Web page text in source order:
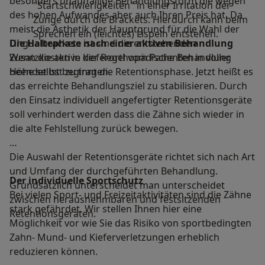
des hohen Aufwandes aber auch Ihren Preis hat. Da
meist die Ästhetik der Hauptgrund für die Wahl der
Lingualbrackets ist sind die entstehenden
Zusatzkosten in der Regel vom Patienten in voller
Höhe selbst zu tragen.
"Startschwierigkeiten" in einer Irritation der
Zunge durch die Brackets. Hierdurch kann beim
Sprechen ein (leichtes) Lispeln entstehen.
Die Haltephase nach einer aktiven Behandlung
Wenn die aktive kieferorthopädische Behandlung
beendet ist beginnt die Retentionsphase. Jetzt heißt es
das erreichte Behandlungsziel zu stabilisieren. Durch
den Einsatz individuell angefertigter Retentionsgeräte
soll verhindert werden dass die Zähne sich wieder in
die alte Fehlstellung zurück bewegen.
Die Auswahl der Retentionsgeräte richtet sich nach Art
und Umfang der durchgeführten Behandlung.
Grundsätzlich unterscheidet man unterscheidet
zwischen herausnehmbaren und festsitzenden
Retentionsgeräten.
Der individuelle Sportschutz
Bei vielen Sport- und Freizeitaktivitäten sind die Zähne
stark gefährdet. Wir stellen Ihnen hier eine
Möglichkeit vor wie Sie das Risiko von sportbedingten
Zahn- Mund- und Kieferverletzungen erheblich
reduzieren können.